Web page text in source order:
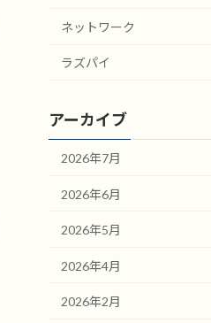
ネットワーク
ラズパイ
アーカイブ
2026年7月
2026年6月
2026年5月
2026年4月
2026年2月